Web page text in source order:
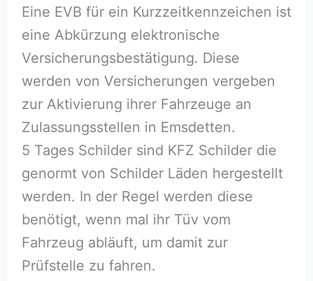
Eine EVB für ein Kurzzeitkennzeichen ist
eine Abkürzung elektronische
Versicherungsbestätigung. Diese
werden von Versicherungen vergeben
zur Aktivierung ihrer Fahrzeuge an
Zulassungsstellen in Emsdetten.
5 Tages Schilder sind KFZ Schilder die
genormt von Schilder Läden hergestellt
werden. In der Regel werden diese
benötigt, wenn mal ihr Tüv vom
Fahrzeug abläuft, um damit zur
Prüfstelle zu fahren.